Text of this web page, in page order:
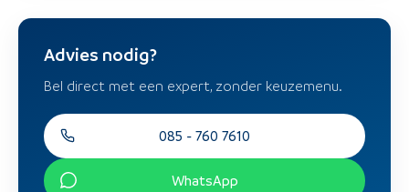
Advies nodig?
Bel direct met een expert, zonder keuzemenu.
085 - 760 7610
WhatsApp